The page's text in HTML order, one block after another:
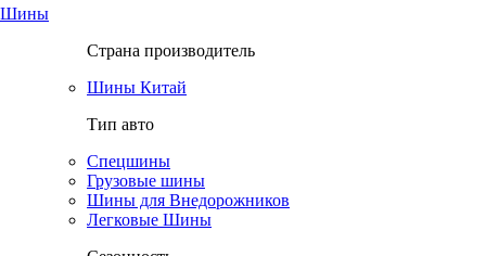
Шины
Страна производитель
Шины Китай
Тип авто
Спецшины
Грузовые шины
Шины для Внедорожников
Легковые Шины